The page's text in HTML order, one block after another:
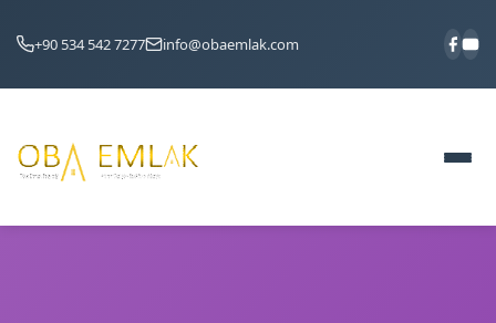
+90 534 542 7277 info@obaemlak.com